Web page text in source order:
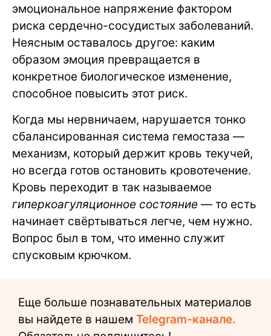
эмоциональное напряжение фактором
риска сердечно-сосудистых заболеваний.
Неясным оставалось другое: каким
образом эмоция превращается в
конкретное биологическое изменение,
способное повысить этот риск.
Когда мы нервничаем, нарушается тонко
сбалансированная система гемостаза —
механизм, который держит кровь текучей,
но всегда готов остановить кровотечение.
Кровь переходит в так называемое
гиперкоагуляционное состояние — то есть
начинает свёртываться легче, чем нужно.
Вопрос был в том, что именно служит
спусковым крючком.
Еще больше познавательных материалов
вы найдете в нашем Telegram-канале.